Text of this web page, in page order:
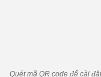
Quét mã QR code để cài đặt